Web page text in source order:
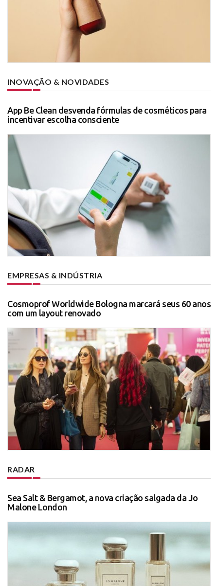
INOVAÇÃO & NOVIDADES
App Be Clean desvenda fórmulas de cosméticos para
incentivar escolha consciente
EMPRESAS & INDÚSTRIA
Cosmoprof Worldwide Bologna marcará seus 60 anos
com um layout renovado
RADAR
Sea Salt & Bergamot, a nova criação salgada da Jo
Malone London